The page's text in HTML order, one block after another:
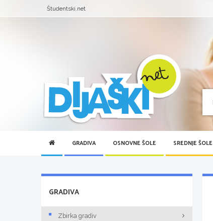
Študentski.net
GRADIVA OSNOVNE ŠOLE SREDNJE ŠOLE
GRADIVA
Zbirka gradiv